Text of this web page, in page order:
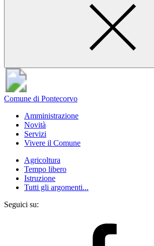
Comune di Pontecorvo
Amministrazione
Novità
Servizi
Vivere il Comune
Agricoltura
Tempo libero
Istruzione
Tutti gli argomenti...
Seguici su: